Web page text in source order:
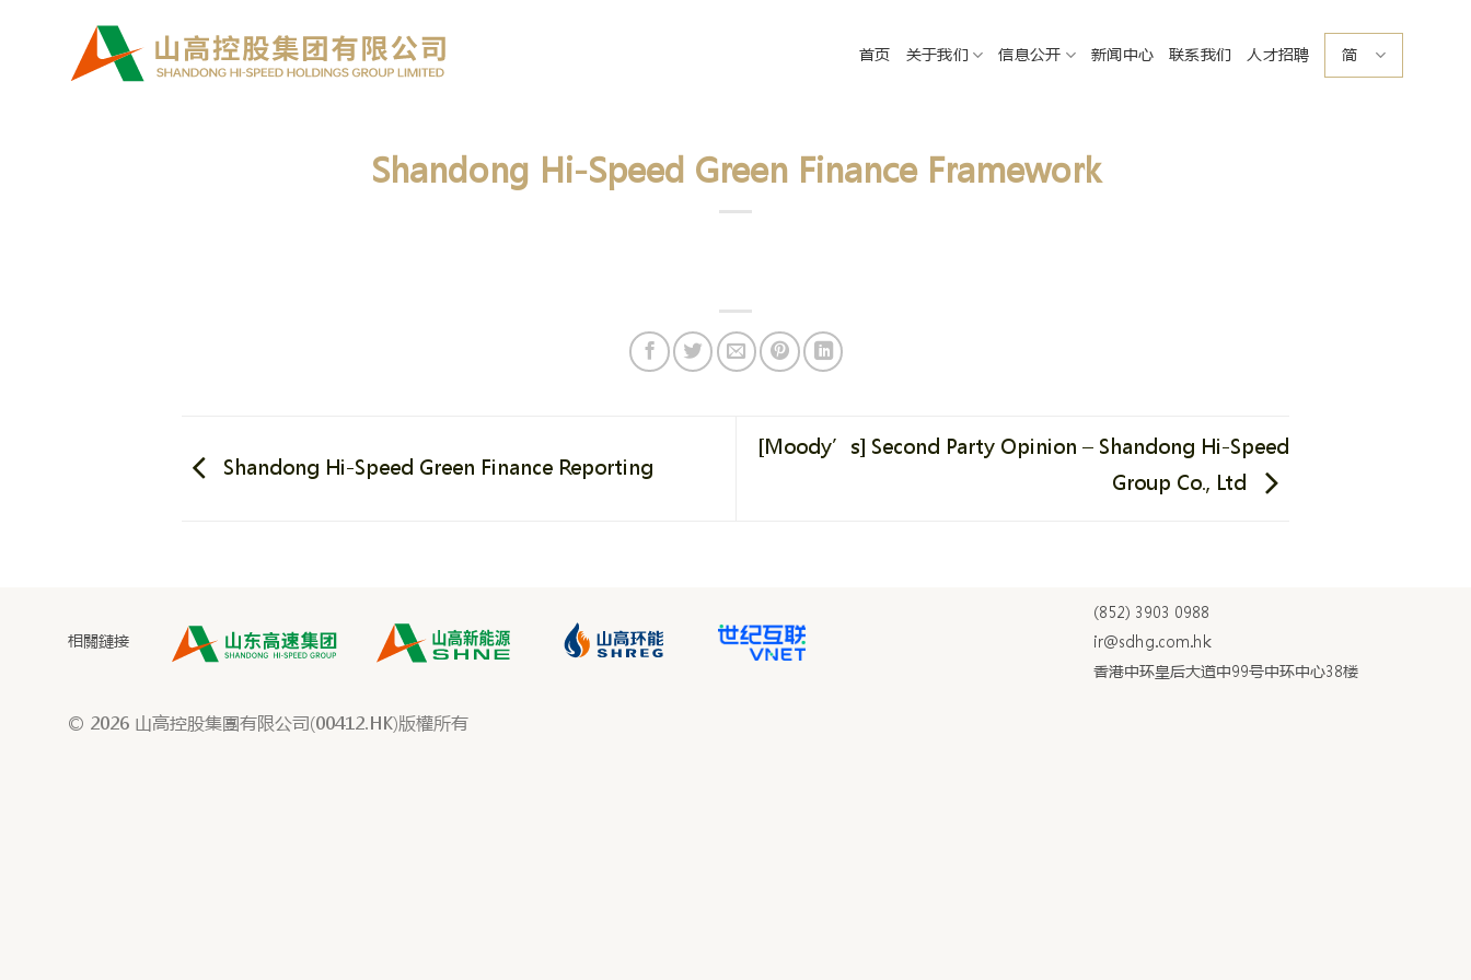
首页 关于我们 信息公开 新闻中心 联系我们 人才招聘 简
Shandong Hi-Speed Green Finance Framework
Shandong Hi-Speed Green Finance Reporting
[Moody’s] Second Party Opinion – Shandong Hi-Speed
Group Co., Ltd
相關鏈接
(852) 3903 0988
ir@sdhg.com.hk
香港中环皇后大道中99号中环中心38楼
© 2026 山高控股集團有限公司(00412.HK)版權所有